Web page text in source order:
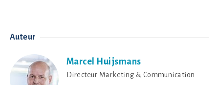
Auteur
Marcel Huijsmans
Directeur Marketing & Communication